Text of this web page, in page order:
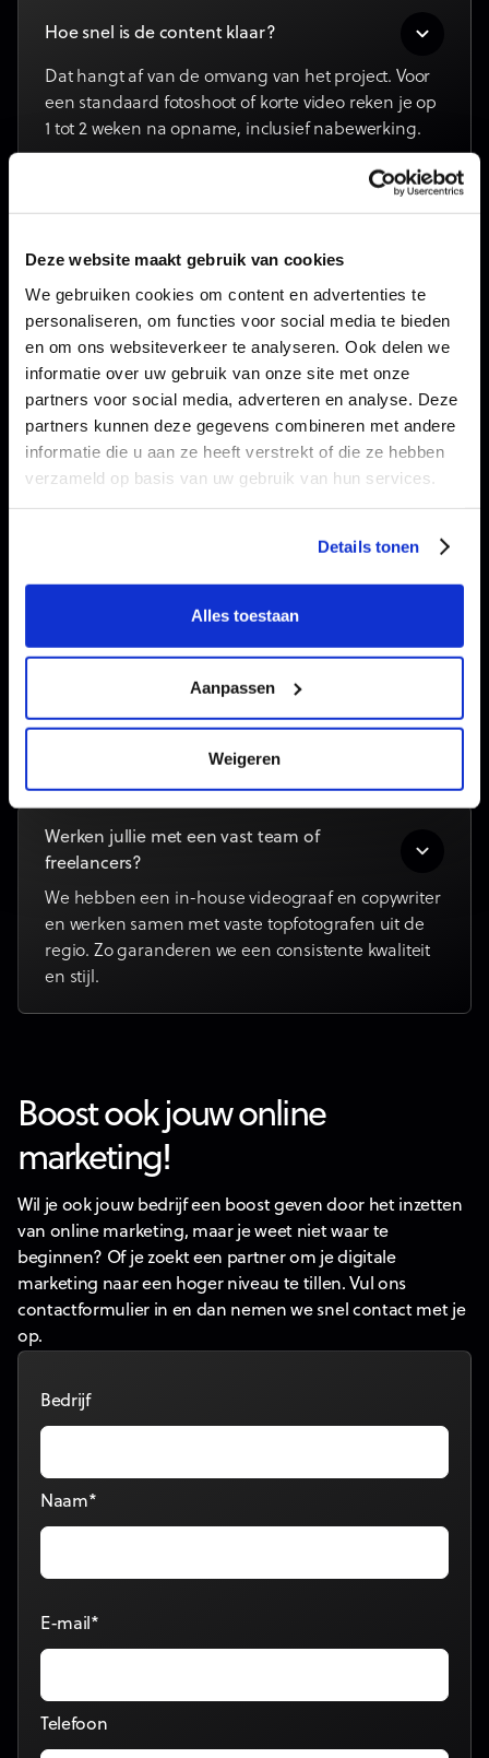
Deze website maakt gebruik van cookies
We gebruiken cookies om content en advertenties te
personaliseren, om functies voor social media te bieden
en om ons websiteverkeer te analyseren. Ook delen we
informatie over uw gebruik van onze site met onze
partners voor social media, adverteren en analyse. Deze
partners kunnen deze gegevens combineren met andere
informatie die u aan ze heeft verstrekt of die ze hebben
verzameld op basis van uw gebruik van hun services.
Details tonen
Alles toestaan
Aanpassen
Weigeren
Hoe snel is de content klaar?
Dat hangt af van de omvang van het project. Voor
een standaard fotoshoot of korte video reken je op
1 tot 2 weken na opname, inclusief nabewerking.
Leveren jullie ook teksten in het Frans of
Frans en Engels. Zo bereik je een breder publiek
met content die vlot leest in elke taal.
Hoe verloopt een fotoshoot of video-
We starten met een briefing om je wensen en
eindresultaat op in de gewenste formaten.
buiten social media?
Uiteraard. Al het beeldmateriaal is van jou en kan
je vrij inzetten op je website, in presentaties,
nieuwsbrieven of drukwerk.
Werken jullie met een vast team of
freelancers?
We hebben een in-house videograaf en copywriter
en werken samen met vaste topfotografen uit de
regio. Zo garanderen we een consistente kwaliteit
en stijl.
Boost ook jouw online
marketing!
Wil je ook jouw bedrijf een boost geven door het inzetten
van online marketing, maar je weet niet waar te
beginnen? Of je zoekt een partner om je digitale
marketing naar een hoger niveau te tillen. Vul ons
contactformulier in en dan nemen we snel contact met je
op.
Bedrijf
Naam*
E-mail*
Telefoon